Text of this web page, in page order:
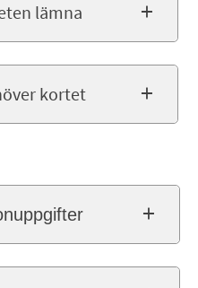
lämna
kortet